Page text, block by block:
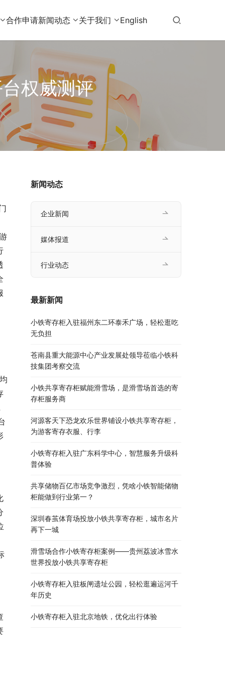
合作申请新闻动态 关于我们 English
权威测评
新闻动态
企业新闻
媒体报道
行业动态
最新新闻
小铁寄存柜入驻福州东二环泰禾广场，轻松逛吃
无负担
苍南县重大能源中心产业发展处领导莅临小铁科
技集团考察交流
小铁共享寄存柜赋能滑雪场，是滑雪场首选的寄
存柜服务商
河源客天下恐龙欢乐世界铺设小铁共享寄存柜，
为游客寄存衣服、行李
小铁寄存柜入驻广东科学中心，智慧服务升级科
普体验
共享储物百亿市场竞争激烈，凭啥小铁智能储物
柜能做到行业第一？
深圳春茧体育场投放小铁共享寄存柜，城市名片
再下一城
滑雪场合作小铁寄存柜案例——贵州荔波冰雪水
世界投放小铁共享寄存柜
小铁寄存柜入驻板闸遗址公园，轻松逛遍运河千
年历史
小铁寄存柜入驻北京地铁，优化出行体验